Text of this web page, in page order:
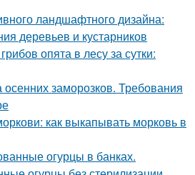
ландшафтного дизайна:
деревьев и кустарников
опята в лесу за сутки:
осенних заморозков. Требования
как выкапывать морковь в
огурцы в банках.